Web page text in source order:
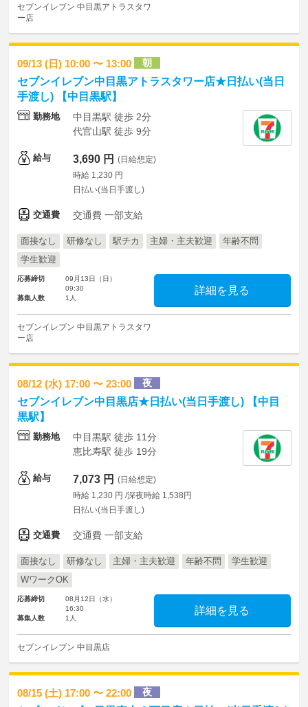
セブンイレブン 中目黒アトラスタワ
ー店
09/13 (日) 10:00 〜 13:00 朝
セブンイレブン中目黒アトラスタワー店★日払い(当日
手渡し) 【中目黒駅】
勤務地
中目黒駅 徒歩 2分
代官山駅 徒歩 9分
給与 3,690 円 (日給想定)
時給 1,230 円
日払い(当日手渡し)
交通費 交通費 一部支給
面接なし 研修なし 駅チカ 主婦・主夫歓迎
年齢不問
学生歓迎
応募締切
09月13日（日）
09:30
募集人数
1人
詳細を見る
セブンイレブン 中目黒アトラスタワ
ー店
08/12 (水) 17:00 〜 23:00 夜
セブンイレブン中目黒店★日払い(当日手渡し) 【中目
黒駅】
勤務地
中目黒駅 徒歩 11分
恵比寿駅 徒歩 19分
給与 7,073 円 (日給想定)
時給 1,230 円 /深夜時給 1,538円
日払い(当日手渡し)
交通費 交通費 一部支給
面接なし 研修なし 主婦・主夫歓迎 年齢不問
学生歓迎
WワークOK
応募締切
08月12日（水）
16:30
募集人数
1人
詳細を見る
セブンイレブン 中目黒店
08/15 (土) 17:00 〜 22:00 夜